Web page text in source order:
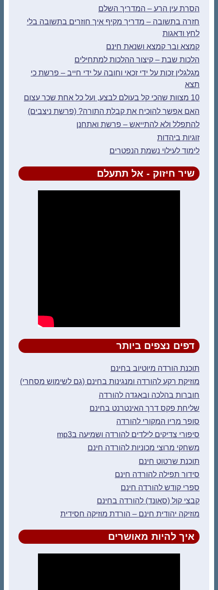
הסרת עין הרע – המדריך השלם
חזרה בתשובה – מדריך מקיף איך חוזרים בתשובה בלי
לחץ ודאגות
קמצא ובר קמצא ושנאת חינם
הלכות שבת – קיצור ההלכות למתחילים
מגלגלין זכות על ידי זכאי וחובה על ידי חייב – פרשת כי
תצא
10 מצוות שהכי קל בעולם לבצע, ועל כל אחת שכר עצום
האם אפשר להוכיח את קבלת התורה? (פרשת ניצבים)
להתפלל ולא להתייאש – פרשת ואתחנן
זוגיות ביהדות
לימוד לעילוי נשמת הנפטרים
שיר חיזוק - אל תתעלם
דפים נצפים ביותר
תוכנת הורדה מיוטיוב בחינם
מוזיקת רקע להורדה ומנגינות בחינם (גם לשימוש מסחרי)
חוברות בהלכה ובאגדה להורדה
שליחת פקס דרך האינטרנט בחינם
סופר מריו המקורי להורדה
סיפורי צדיקים לילדים להורדה ושמיעה בmp3
משחקי מרוצי מכוניות להורדה חינם
תוכנת שרטוט חינם
סידור תפילה להורדה חינם
ספרי קודש להורדה חינם
קבצי קול (סאונד) להורדה בחינם
מוזיקה יהודית חינם – הורדת מוזיקה חסידית
איך להיות מאושרים